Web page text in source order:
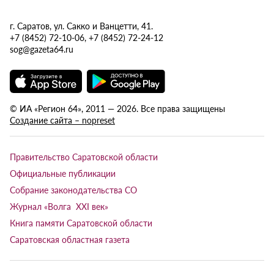
г. Саратов, ул. Сакко и Ванцетти, 41.
+7 (8452) 72-10-06, +7 (8452) 72-24-12
sog@gazeta64.ru
© ИА «Регион 64», 2011 — 2026. Все права защищены
Создание сайта – nopreset
Правительство Саратовской области
Официальные публикации
Собрание законодательства СО
Журнал «Волга XXI век»
Книга памяти Саратовской области
Саратовская областная газета